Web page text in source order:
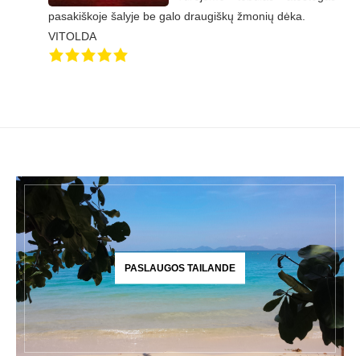
pasakiškoje šalyje be galo draugiškų žmonių dėka.
VITOLDA
PASLAUGOS TAILANDE